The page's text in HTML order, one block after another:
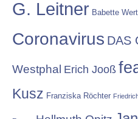
G. Leitner Babette
Coronavirus DAS
Westphal Erich Jooß
Kusz Franziska Röchter